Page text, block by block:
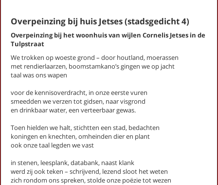
Zoek een gedicht
-- Alle thema's --
Rosenberg, Jan-Paul
Beknopte anatomie van de vrijheid (Stadsgedicht 54)
Boswerf (Stadsgedicht 24)
Brink (Stadsgedicht 23)
Overpeinzing bij huis Jetses (stadsgedicht 4)
Overpeinzing bij het woonhuis van wijlen Cornelis Jetses in de
Tulpstraat
We trokken op woeste grond – door houtland, moerassen
met rendierlaarzen, boomstamkano’s gingen we op jacht
taal was ons wapen
voor de kennisoverdracht, in onze eerste vuren
smeedden we verzen tot gidsen, naar visgrond
en drinkbaar water, een verteerbaar gewas.
Toen hielden we halt, stichtten een stad, bedachten
koningen en knechten, omheinden dier en plant
ook onze taal legden we vast
in stenen, leesplank, databank, naast klank
werd zij ook teken – schrijvend, lezend sloot het weten
zich rondom ons spreken, stolde onze poëzie tot wezen